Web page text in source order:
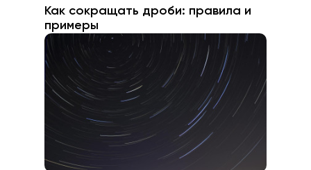
Как сокращать дроби: правила и
примеры